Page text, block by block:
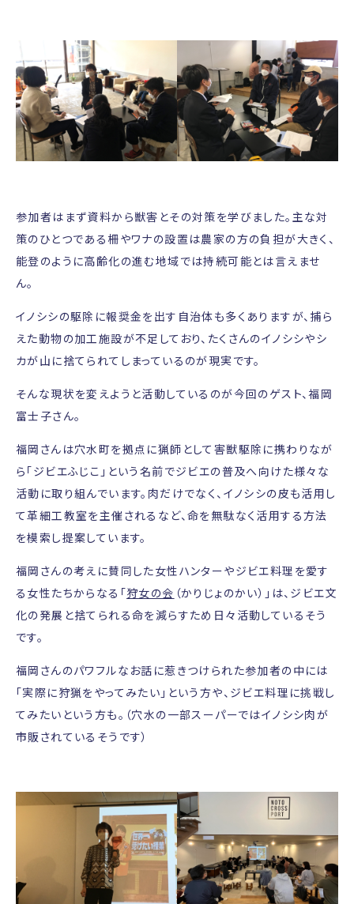
参加者はまず資料から獣害とその対策を学びました。主な対
策のひとつである柵やワナの設置は農家の方の負担が大きく、
能登のように高齢化の進む地域では持続可能とは言えませ
ん。
イノシシの駆除に報奨金を出す自治体も多くありますが、捕ら
えた動物の加工施設が不足しており、たくさんのイノシシやシ
カが山に捨てられてしまっているのが現実です。
そんな現状を変えようと活動しているのが今回のゲスト、福岡
富士子さん。
福岡さんは穴水町を拠点に猟師として害獣駆除に携わりなが
ら「ジビエふじこ」という名前でジビエの普及へ向けた様々な
活動に取り組んでいます。肉だけでなく、イノシシの皮も活用し
て革細工教室を主催されるなど、命を無駄なく活用する方法
を模索し提案しています。
福岡さんの考えに賛同した女性ハンターやジビエ料理を愛す
る女性たちからなる「狩女の会 （かりじょのかい）」は、ジビエ文
化の発展と捨てられる命を減らすため日々活動しているそう
です。
福岡さんのパワフルなお話に惹きつけられた参加者の中には
「実際に狩猟をやってみたい」という方や、ジビエ料理に挑戦し
てみたいという方も。（穴水の一部スーパーではイノシシ肉が
市販されているそうです）